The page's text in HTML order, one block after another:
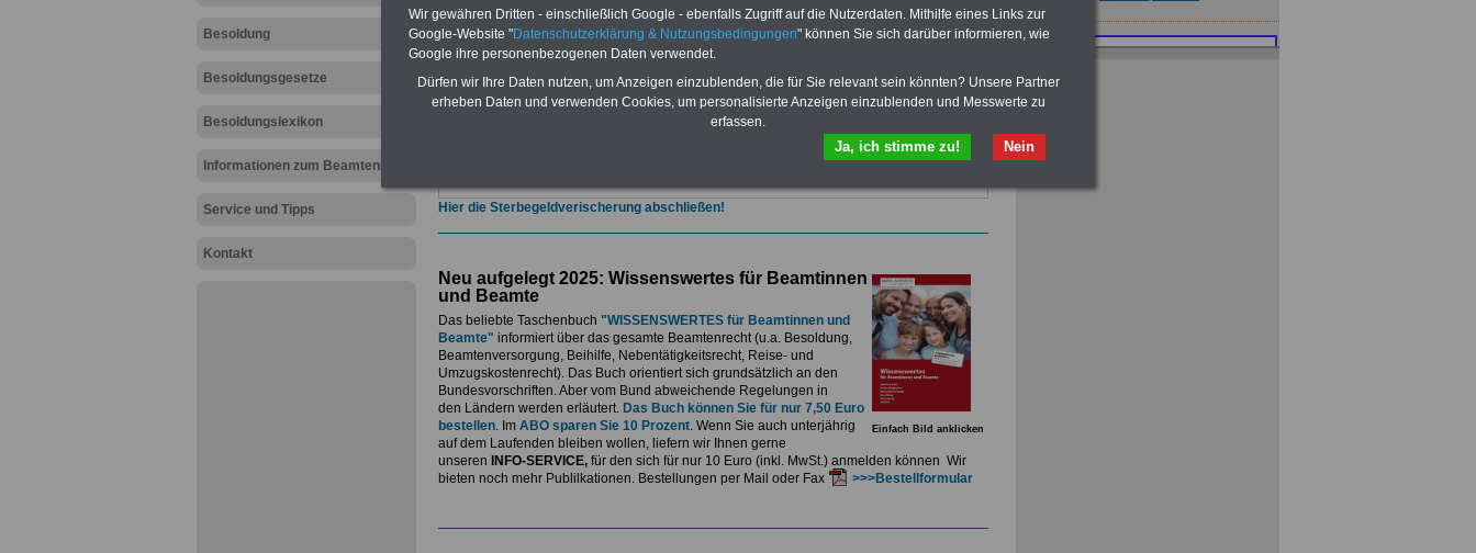
Besoldung
Besoldungsgesetze
Besoldungslexikon
Informationen zum Beamtenrecht
Service und Tipps
Kontakt
Beamte zum Komplettpreis von 15 Euro im Jahr -
auch für Landesbeamte
geeignet.Sie können Sie zehn Taschenbücher und eBooks herunterladen, lesen
und ausdrucken:Wissenswertes zum Beamtenrecht, Besoldung, Versorgung,
Beihilfe sowieNebentätigkeitsrecht, Tarifrecht, Berufseinstieg und Frauen im
öffentlichen Dienst>>>mehr Informationen
ACHTUNG Nachzahlung für alle Beamtinnen und Beamten des Bundes wegen
Teilweise 5-stellige Nachzahlungen für Beamtinnen & Beamte im Bund (mit Bahn,
Post, Telekom und Postbank) sowwie einigen Ländern durch die Neuordnung der
Hier die Sterbegeldverischerung abschließen!
Einfach Bild anklicken
Neu aufgelegt 2025: Wissenswertes für Beamtinnen
und Beamte
Das beliebte Taschenbuch "WISSENSWERTES für Beamtinnen und
Beamte" informiert über das gesamte Beamtenrecht (u.a. Besoldung,
Beamtenversorgung, Beihilfe, Nebentätigkeitsrecht, Reise- und
Umzugskostenrecht). Das Buch orientiert sich grundsätzlich an den
Bundesvorschriften. Aber vom Bund abweichende Regelungen in
den Ländern werden erläutert. Das Buch können Sie für nur 7,50 Euro
bestellen. Im ABO sparen Sie 10 Prozent. Wenn Sie auch unterjährig
auf dem Laufenden bleiben wollen, liefern wir Ihnen gerne
unseren
INFO-SERVICE, für den sich für nur 10 Euro (inkl. MwSt.) anmelden können Wir
bieten noch mehr Publilkationen. Bestellungen per Mail oder Fax
>>>Bestellformular
Wir gewähren Dritten - einschließlich Google - ebenfalls Zugriff auf die Nutzerdaten. Mithilfe eines Links zur
Google-Website "Datenschutzerklärung & Nutzungsbedingungen" können Sie sich darüber informieren, wie
Google ihre personenbezogenen Daten verwendet.
Dürfen wir Ihre Daten nutzen, um Anzeigen einzublenden, die für Sie relevant sein könnten? Unsere Partner
erheben Daten und verwenden Cookies, um personalisierte Anzeigen einzublenden und Messwerte zu
erfassen.
Nein
Ja, ich stimme zu!